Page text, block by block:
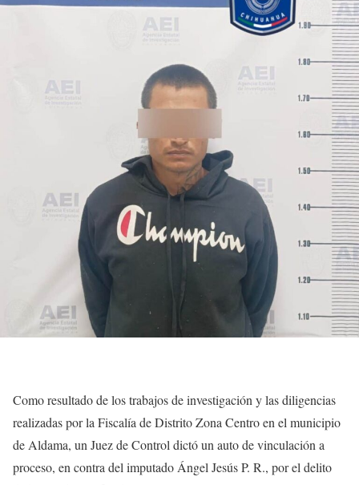
Como resultado de los trabajos de investigación y las diligencias
realizadas por la Fiscalía de Distrito Zona Centro en el municipio
de Aldama, un Juez de Control dictó un auto de vinculación a
proceso, en contra del imputado Ángel Jesús P. R., por el delito